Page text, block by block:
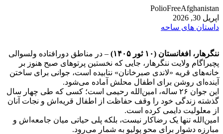
PolioFreeAfghanistan
اپریل 30, 2026
داستان های ساحه
ننگرهار، افغانستان (۱۰ ثور ۱۴۰۵)
– در مناطق دورافتاده ولسوالی
پچیراگام ولایت ننگرهار، جایی که نخستین پرتوهای صبح هنوز بر
خانه‌های قریه «لاندی صبرخانان» نتابیده است، جوانی برای ساختن
آینده‌ای روشن برای اطفال محلش آماده می‌شود.
این جوان ۲۶ ساله، امین‌الله رحیمی است؛ کسی که طی چهار سال
گذشته زندگی خود را وقف حفاظت از اطفال قریه‌اش و نجات آنان
از معلولیت دایمی کرده است.
امین‌الله تنها یک رضاکار نیست، بلکه پلی حیاتی میان جامعه‌اش و
مبارزه دشوار برای محو پولیو به شمار می‌رود.